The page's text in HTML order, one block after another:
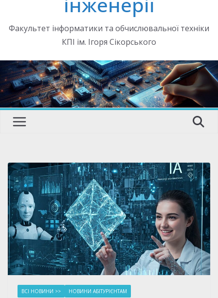
Факультет інформатики та обчислювальної техніки
КПІ ім. Ігоря Сікорського
ВСІ НОВИНИ >> НОВИНИ АБІТУРІЄНТАМ